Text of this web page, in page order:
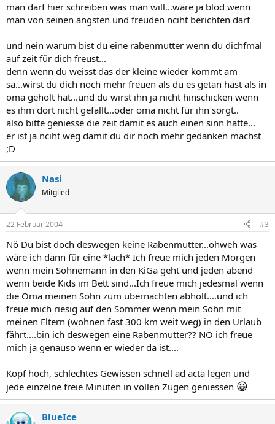
man darf hier schreiben was man will...wäre ja blöd wenn
man von seinen ängsten und freuden nciht berichten darf
und nein warum bist du eine rabenmutter wenn du dichfmal
auf zeit für dich freust...
denn wenn du weisst das der kleine wieder kommt am
sa...wirst du dich noch mehr freuen als du es getan hast als in
oma geholt hat...und du wirst ihn ja nicht hinschicken wenn
es ihm dort nicht gefallt...oder oma nicht für ihn sorgt..
also bitte geniesse die zeit damit es auch einen sinn hatte...
er ist ja nciht weg damit du dir noch mehr gedanken machst
;D
Nasi
Mitglied
22 Februar 2004 #3
Nö Du bist doch deswegen keine Rabenmutter...ohweh was
wäre ich dann für eine *lach* Ich freue mich jeden Morgen
wenn mein Sohnemann in den KiGa geht und jeden abend
wenn beide Kids im Bett sind...Ich freue mich jedesmal wenn
die Oma meinen Sohn zum übernachten abholt....und ich
freue mich riesig auf den Sommer wenn mein Sohn mit
meinen Eltern (wohnen fast 300 km weit weg) in den Urlaub
fährt....bin ich deswegen eine Rabenmutter?? NÖ ich freue
mich ja genauso wenn er wieder da ist....
Kopf hoch, schlechtes Gewissen schnell ad acta legen und
jede einzelne freie Minuten in vollen Zügen geniessen 😀
BlueIce